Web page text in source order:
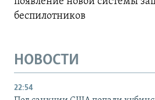
беспилотников
НОВОСТИ
22:54